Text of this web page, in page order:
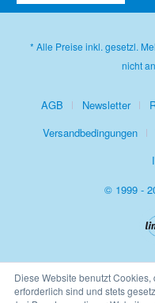
* Alle Preise inkl. gesetzl.
nicht
AGB Newsletter
Versandbedingungen
© 1999 -
Diese Website benutzt
erforderlich sind und stets